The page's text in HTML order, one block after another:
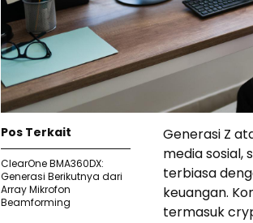
Generasi Z
media sosial,
terbiasa
keuangan.
termasuk
Pos Terkait
ClearOne BMA360DX:
Generasi Berikutnya dari
Array Mikrofon
Beamforming